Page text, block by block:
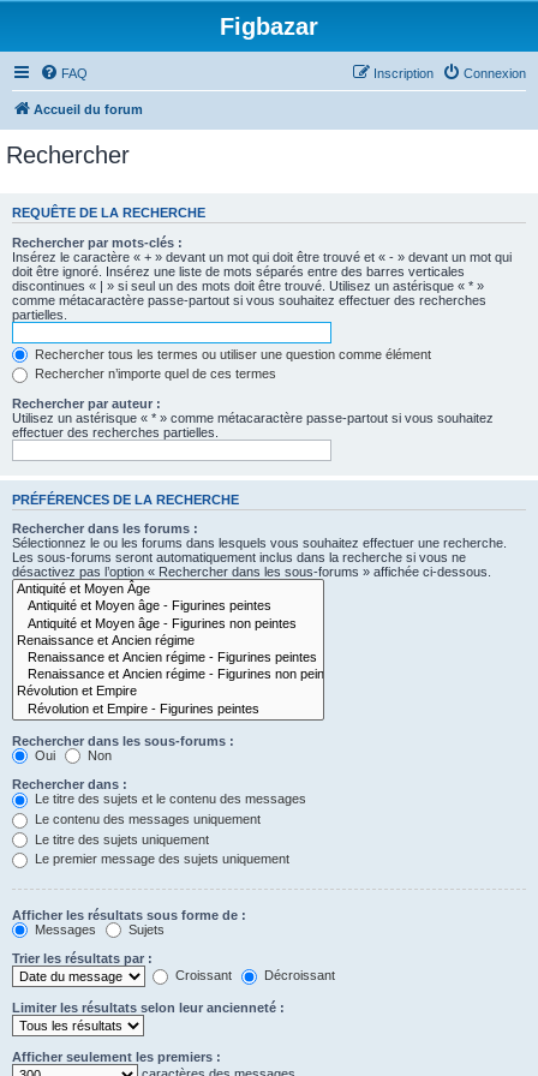
Figbazar
FAQ Connexion
Inscription
Accueil du forum
Rechercher
REQUÊTE DE LA RECHERCHE
Rechercher par mots-clés :
Insérez le caractère « + » devant un mot qui doit être trouvé et « - » devant un mot qui
doit être ignoré. Insérez une liste de mots séparés entre des barres verticales
discontinues « | » si seul un des mots doit être trouvé. Utilisez un astérisque « * »
comme métacaractère passe-partout si vous souhaitez effectuer des recherches
partielles.
Rechercher tous les termes ou utiliser une question comme élément
Rechercher n’importe quel de ces termes
Rechercher par auteur :
Utilisez un astérisque « * » comme métacaractère passe-partout si vous souhaitez
effectuer des recherches partielles.
PRÉFÉRENCES DE LA RECHERCHE
Rechercher dans les forums :
Sélectionnez le ou les forums dans lesquels vous souhaitez effectuer une recherche.
Les sous-forums seront automatiquement inclus dans la recherche si vous ne
désactivez pas l’option « Rechercher dans les sous-forums » affichée ci-dessous.
Rechercher dans les sous-forums :
Oui
Non
Rechercher dans :
Le titre des sujets et le contenu des messages
Le contenu des messages uniquement
Le titre des sujets uniquement
Le premier message des sujets uniquement
Afficher les résultats sous forme de :
Messages
Sujets
Trier les résultats par :
Croissant
Décroissant
Limiter les résultats selon leur ancienneté :
Afficher seulement les premiers :